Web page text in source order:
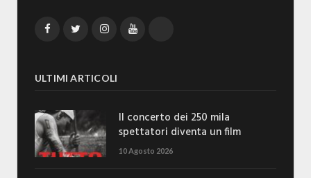
FacebookTwitterInstagramYouTube
ULTIMI ARTICOLI
Il concerto dei 250 mila
spettatori diventa un film
10 Agosto 2026